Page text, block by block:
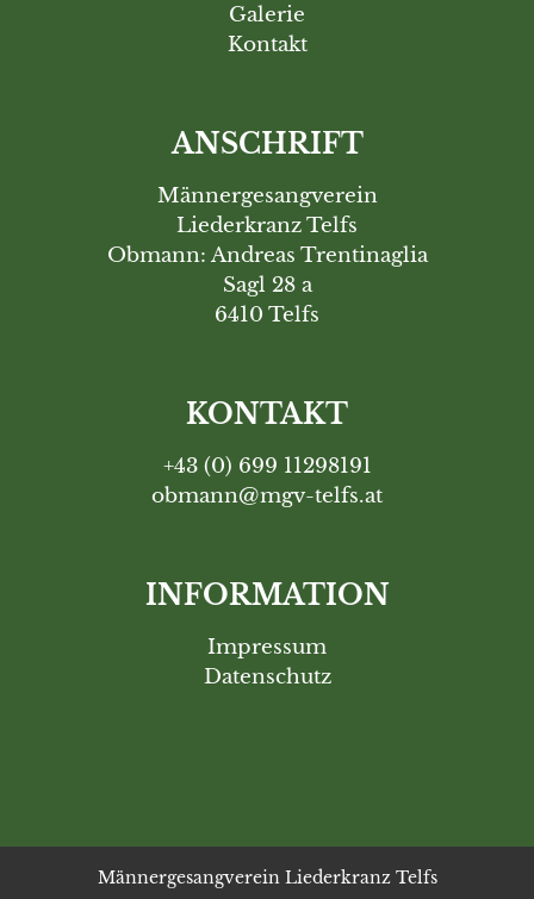
Galerie
Kontakt
ANSCHRIFT
Männergesangverein
Liederkranz Telfs
Obmann: Andreas Trentinaglia
Sagl 28 a
6410 Telfs
KONTAKT
+43 (0) 699 11298191
obmann@mgv-telfs.at
INFORMATION
Impressum
Datenschutz
Männergesangverein Liederkranz Telfs